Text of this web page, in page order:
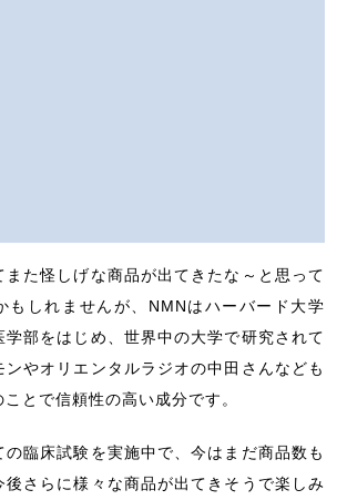
また怪しげな商品が出てきたな～と思って
もしれませんが、NMNはハーバード大学
学部をはじめ、世界中の大学で研究されて
ンやオリエンタルラジオの中田さんなども
とで信頼性の高い成分です。
臨床試験を実施中で、今はまだ商品数も
後さらに様々な商品が出てきそうで楽しみ